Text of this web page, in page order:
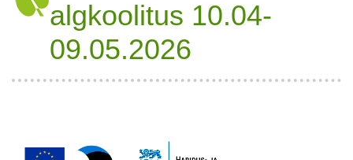
algkoolitus 10.04-
09.05.2026